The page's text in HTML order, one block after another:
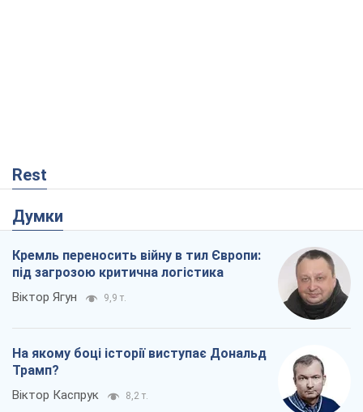
Rest
Думки
Кремль переносить війну в тил Європи:
під загрозою критична логістика
Віктор Ягун 9,9 т.
На якому боці історії виступає Дональд
Трамп?
Віктор Каспрук 8,2 т.